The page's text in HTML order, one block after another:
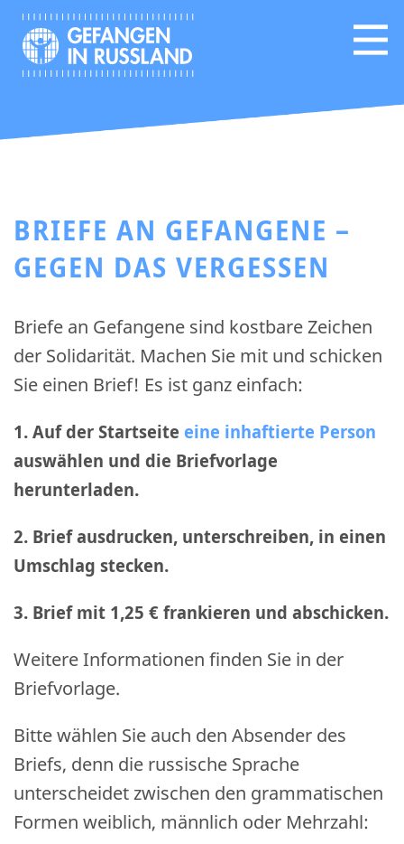
BRIEFE AN GEFANGENE –
GEGEN DAS VERGESSEN
Briefe an Gefangene sind kostbare Zeichen
der Solidarität. Machen Sie mit und schicken
Sie einen Brief! Es ist ganz einfach:
1. Auf der Startseite eine inhaftierte Person
auswählen und die Briefvorlage
herunterladen.
2. Brief ausdrucken, unterschreiben, in einen
Umschlag stecken.
3. Brief mit 1,25 € frankieren und abschicken.
Weitere Informationen finden Sie in der
Briefvorlage.
Bitte wählen Sie auch den Absender des
Briefs, denn die russische Sprache
unterscheidet zwischen den grammatischen
Formen weiblich, männlich oder Mehrzahl: